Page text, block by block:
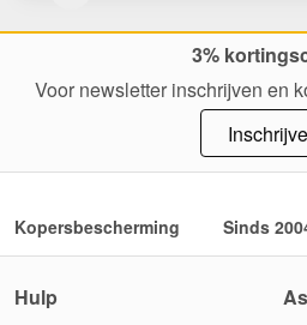
3%
Voor newsletter inschrijven en
Kopersbescherming Sinds
Hulp